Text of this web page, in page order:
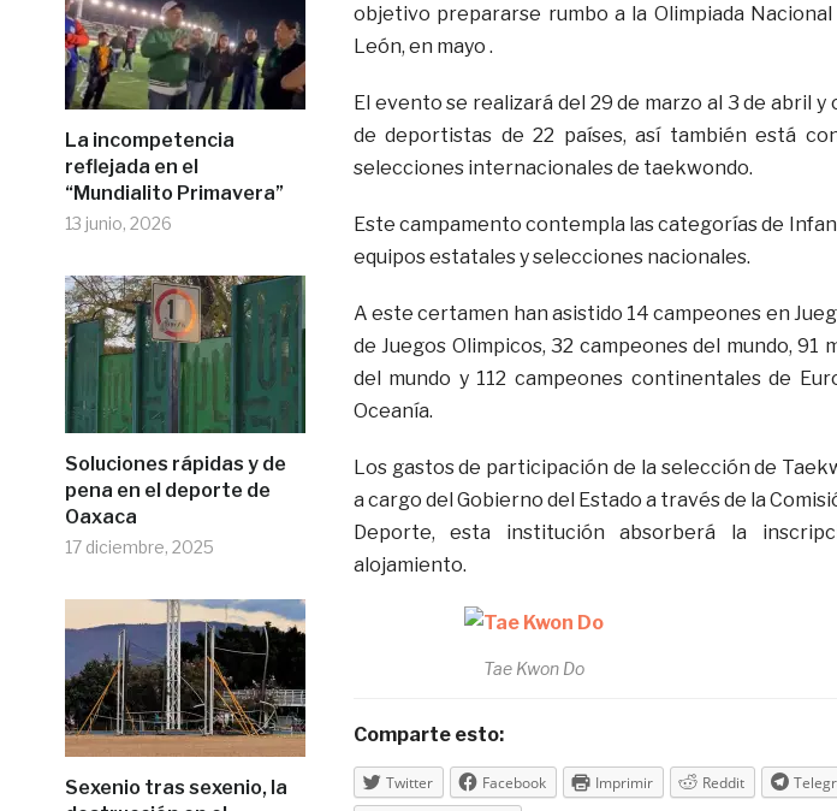
La incompetencia
reflejada en el
“Mundialito Primavera”
13 junio, 2026
Soluciones rápidas y de
pena en el deporte de
Oaxaca
17 diciembre, 2025
Sexenio tras sexenio, la
objetivo prepararse rumbo a la Olimpiada
León, en mayo .
El evento se realizará del 29 de marzo al 3 de abril
de deportistas de 22 países, así también está
selecciones internacionales de taekwondo.
Este campamento contempla las categorías de
equipos estatales y selecciones nacionales.
A este certamen han asistido 14 campeones en
de Juegos Olimpicos, 32 campeones del mundo, 91
del mundo y 112 campeones continentales de
Oceanía.
Los gastos de participación de la selección de
a cargo del Gobierno del Estado a través de la
Deporte, esta institución absorberá la
alojamiento.
Tae Kwon Do
Comparte esto:
Twitter Facebook Imprimir Reddit